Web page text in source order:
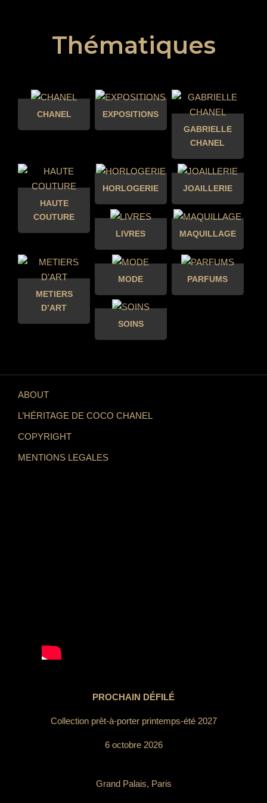
Thématiques
CHANEL
EXPOSITIONS
GABRIELLE
CHANEL
HAUTE
COUTURE
HORLOGERIE JOAILLERIE
LIVRES MAQUILLAGE
METIERS
D’ART
MODE PARFUMS
SOINS
ABOUT
L’HÉRITAGE DE COCO CHANEL
COPYRIGHT
MENTIONS LEGALES
PROCHAIN DÉFILÉ
Collection prêt-à-porter printemps-été 2027
6 octobre 2026
Grand Palais, Paris